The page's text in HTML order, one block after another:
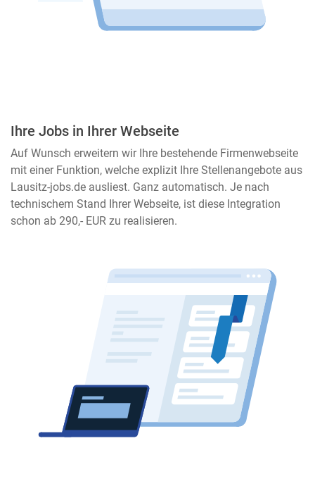
Ihre Jobs in Ihrer Webseite
Auf Wunsch erweitern wir Ihre bestehende Firmenwebseite
mit einer Funktion, welche explizit Ihre Stellenangebote aus
Lausitz-jobs.de ausliest. Ganz automatisch. Je nach
technischem Stand Ihrer Webseite, ist diese Integration
schon ab 290,- EUR zu realisieren.